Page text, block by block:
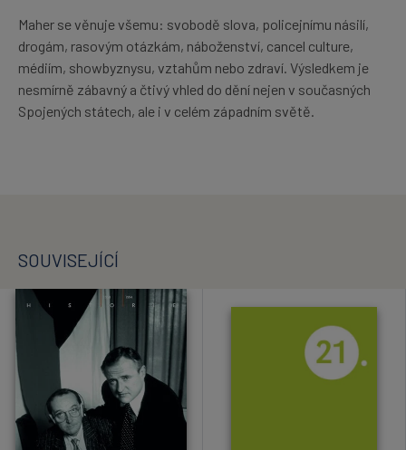
Maher se věnuje všemu: svobodě slova, policejnímu násilí,
drogám, rasovým otázkám, náboženství, cancel culture,
médiím, showbyznysu, vztahům nebo zdraví. Výsledkem je
nesmírně zábavný a čtivý vhled do dění nejen v současných
Spojených státech, ale i v celém západním světě.
SOUVISEJÍCÍ